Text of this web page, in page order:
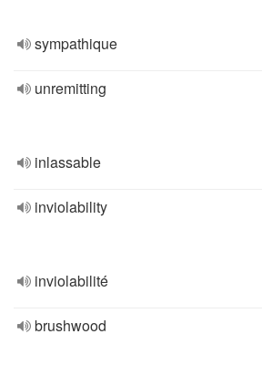
sympathique
unremitting
inlassable
inviolability
inviolabilité
brushwood